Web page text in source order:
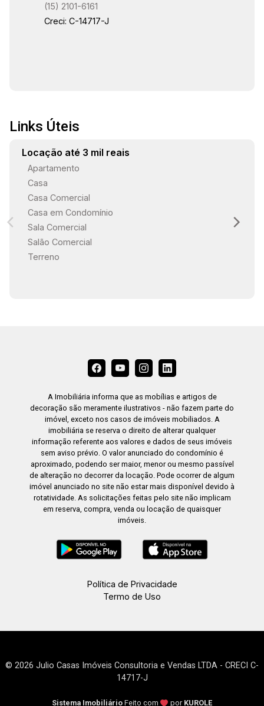
(15) 2101-6161
Creci: C-14717-J
Links Úteis
Locação até 3 mil reais
Apartamento
Casa
Casa Comercial
Casa em Condomínio
Sala Comercial
Salão Comercial
Terreno
A Imobiliária informa que as mobílias e artigos de
decoração são meramente ilustrativos - não fazem parte do
imóvel, exceto nos casos de imóveis mobiliados. A
imobiliária se reserva o direito de alterar qualquer
informação referente aos valores e dados de seus imóveis
sem aviso prévio. O valor anunciado do condomínio é
aproximado, podendo ser maior, menor ou mesmo passível
de alteração no decorrer da locação. Pode ocorrer de algum
imóvel anunciado no site não estar mais disponível devido à
rotatividade. As solicitações feitas pelo site não implicam
em reserva, compra, venda ou locação de quaisquer
imóveis.
Política de Privacidade
Termo de Uso
© 2026 Julio Casas Imóveis Consultoria e Vendas LTDA - CRECI C-
14717-J
Sistema Imobiliário Feito com por KUROLE